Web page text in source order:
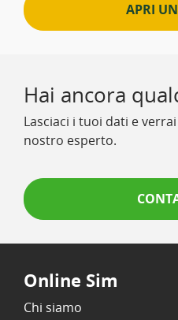
APRI
Hai ancora
Lasciaci i tuoi dati e
nostro esperto.
Online Sim
Chi siamo